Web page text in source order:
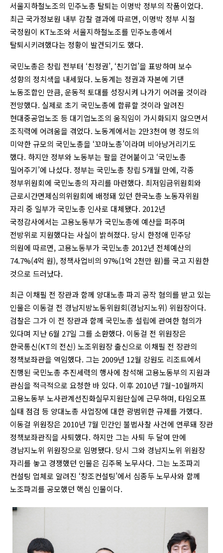
서울지하철노조의 민주노총 탈퇴는 이명박 정부의 작품이었다.
최근 국가정보원 내부 감찰 결과에 따르면, 이명박 정부 시절
국정원이 KT노조와 서울지하철노조를 민주노총에서
탈퇴시키려했다는 정황이 발견되기도 했다.
국민노총은 창립 전부터 ‘친정권’, ‘친기업’을 표방하며 보수
성향의 정치색을 내세웠다. 노동계는 정권과 자본에 기댄
노동조합인 만큼, 운동적 토대를 성장시켜 나가기 어려울 것이라
전망했다. 실제로 초기 국민노총에 합류할 것이라 알려진
현대중공업노조 등 대기업노조의 움직임이 가시화되지 않으면서
조직력에 어려움을 겪었다. 노동계에서는 2만3천여 명 정도의
미약한 규모의 국민노총을 ‘꼬마노총’이라며 비아냥거리기도
했다. 하지만 정부와 노동부는 팔을 걷어붙이고 ‘국민노총
밀어주기’에 나섰다. 정부는 국민노총 창립 5개월 만에, 각종
정부위원회에 국민노총의 자리를 마련했다. 최저임금위원회와
근로시간면제심의위원회에 배정돼 있던 한국노총 노동자위원
자리 중 일부가 국민노총 인사로 대체됐다. 2012년
국정감사에서는 고용노동부가 국민노총에 예산을 퍼주며
전방위로 지원했다는 사실이 밝혀졌다. 당시 한정애 민주당
의원에 따르면, 고용노동부가 국민노총 2012년 전체예산의
74.7%(4억 원), 정책사업비의 97%(1억 2천만 원)를 국고 지원한
것으로 드러났다.
최근 이채필 전 장관과 함께 양대노총 파괴 공작 혐의를 받고 있는
인물은 이동걸 전 경남지방노동위원회(경남지노위) 위원장이다.
검찰은 그가 이 전 장관과 함께 국민노총 설립에 관여한 혐의가
있다며 지난 6월 27일 그를 소환했다. 이동걸 전 위원장은
한국통신(KT의 전신) 노조위원장 출신으로 이채필 전 장관의
정책보좌관을 역임했다. 그는 2009년 12월 강원도 리조트에서
진행된 국민노총 추진세력의 행사에 참석해 고용노동부의 지원과
관심을 적극적으로 요청한 바 있다. 이후 2010년 7월~10월까지
고용노동부 노사관계선진화실무지원단실에 근무하며, 타임오프
실태 점검 등 양대노총 사업장에 대한 광범위한 규제를 가했다.
이동걸 위원장은 2010년 7월 민간인 불법사찰 사건에 연루돼 장관
정책보좌관직을 사퇴했다. 하지만 그는 사퇴 두 달여 만에
경남지노위 위원장으로 임명됐다. 당시 그와 경남지노위 위원장
자리를 놓고 경쟁했던 인물은 김주목 노무사다. 그는 노조파괴
컨설팅 업체로 알려진 ‘창조컨설팅’에서 심종두 노무사와 함께
노조파괴를 공모했던 핵심 인물이다.